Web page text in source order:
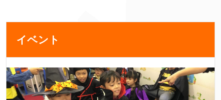
イベント